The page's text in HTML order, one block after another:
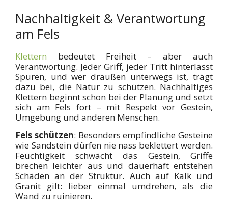
Nachhaltigkeit & Verantwortung
am Fels
Klettern bedeutet Freiheit – aber auch
Verantwortung. Jeder Griff, jeder Tritt hinterlässt
Spuren, und wer draußen unterwegs ist, trägt
dazu bei, die Natur zu schützen. Nachhaltiges
Klettern beginnt schon bei der Planung und setzt
sich am Fels fort – mit Respekt vor Gestein,
Umgebung und anderen Menschen.
Fels schützen: Besonders empfindliche Gesteine
wie Sandstein dürfen nie nass beklettert werden.
Feuchtigkeit schwächt das Gestein, Griffe
brechen leichter aus und dauerhaft entstehen
Schäden an der Struktur. Auch auf Kalk und
Granit gilt: lieber einmal umdrehen, als die
Wand zu ruinieren.